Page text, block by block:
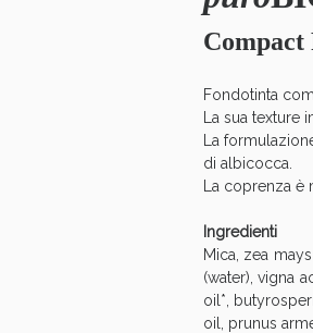
Compact
Fondotinta
La sua
La
di albicocca.
La coprenza
Ingredienti
Mica, zea
(water), vigna
oil*,
oil, prunus